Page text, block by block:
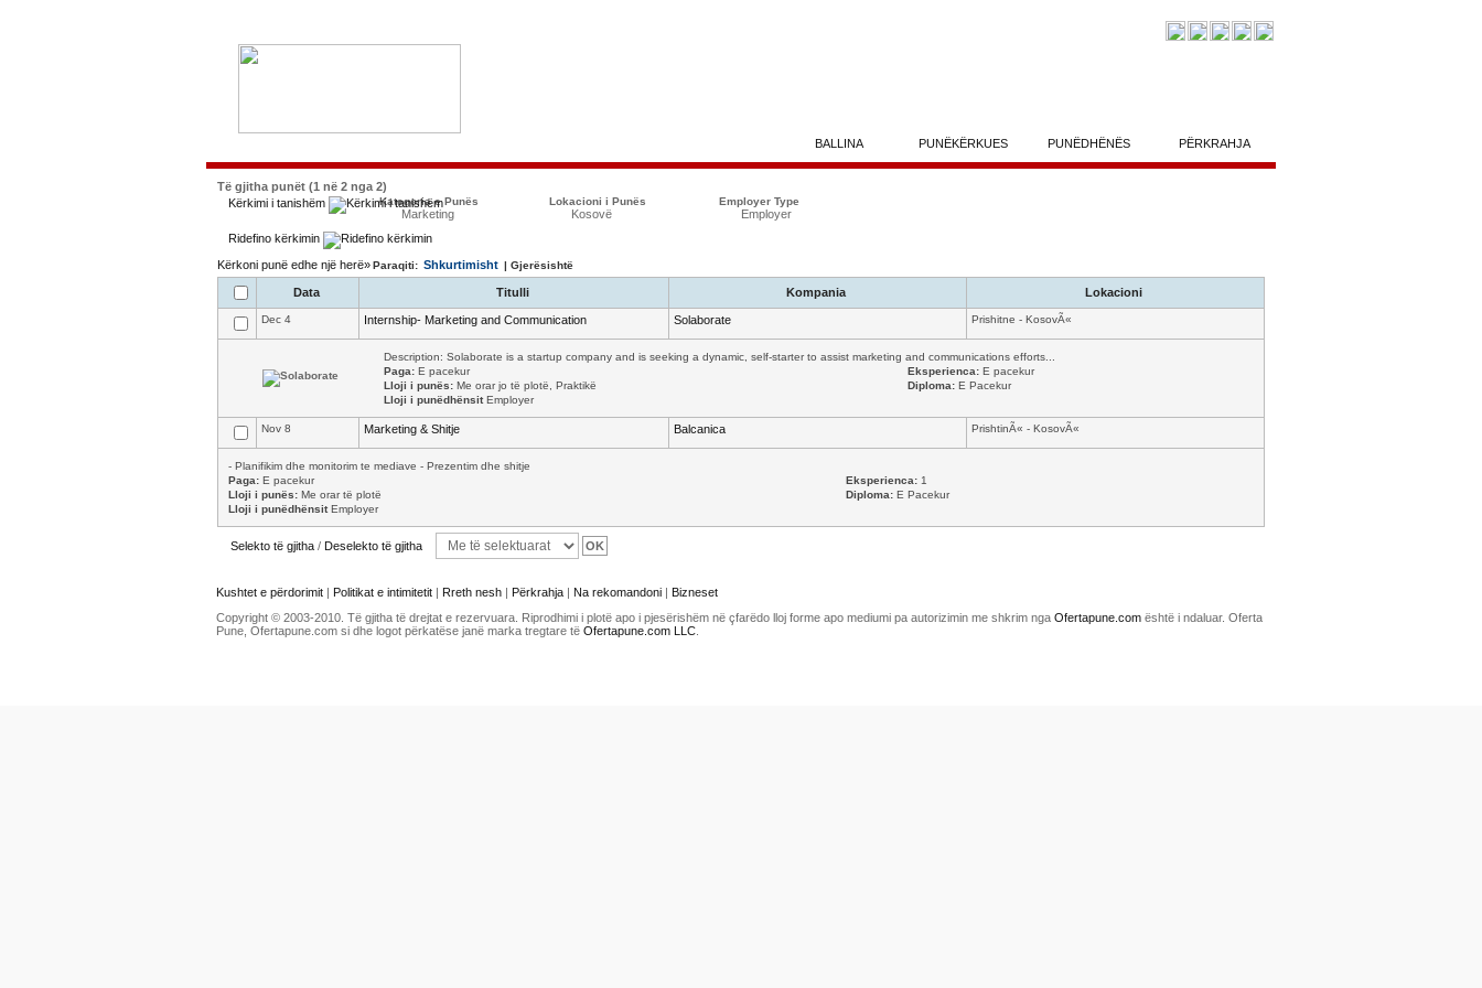
BALLINA PUNËKËRKUES PUNËDHËNËS PËRKRAHJA
Të gjitha punët (1 në 2 nga 2)
Kërkimi i tanishëm
Kategoria e Punës
Marketing
Lokacioni i Punës
Kosovë
Employer Type
Employer
Ridefino kërkimin
Kërkoni punë edhe një herë»Paraqiti: Shkurtimisht | Gjerësishtë
Data Titulli Kompania Lokacioni
Dec 4 Internship- Marketing and Communication Solaborate Prishitne - KosovÃ«
Description: Solaborate is a startup company and is seeking a dynamic, self-starter to assist marketing and communications efforts...
Paga: E pacekur Eksperienca: E pacekur
Lloji i punës: Me orar jo të plotë, Praktikë Diploma: E Pacekur
Lloji i punëdhënsitEmployer
Nov 8 Marketing & Shitje Balcanica PrishtinÃ« - KosovÃ«
- Planifikim dhe monitorim te mediave - Prezentim dhe shitje
Paga: E pacekur Eksperienca: 1
Lloji i punës: Me orar të plotë Diploma: E Pacekur
Lloji i punëdhënsitEmployer
Selekto të gjitha / Deselekto të gjitha
Kushtet e përdorimit | Politikat e intimitetit | Rreth nesh | Përkrahja | Na rekomandoni | Bizneset
Copyright © 2003-2010. Të gjitha të drejtat e rezervuara. Riprodhimi i plotë apo i pjesërishëm në çfarëdo lloj forme apo mediumi pa autorizimin me shkrim nga Ofertapune.com është i ndaluar. Oferta
Pune, Ofertapune.com si dhe logot përkatëse janë marka tregtare të Ofertapune.com LLC